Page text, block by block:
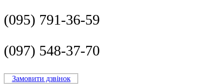
(095) 791-36-59
(097) 548-37-70
Замовити дзвінок